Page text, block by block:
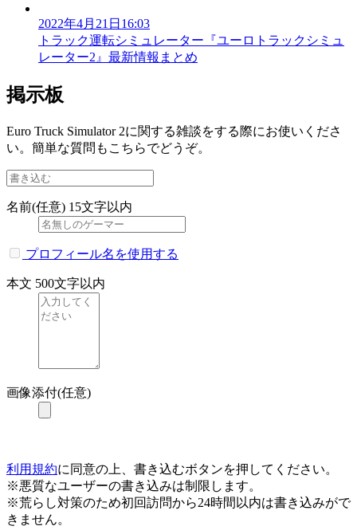
2022年4月21日16:03
トラック運転シミュレーター『ユーロトラックシミュ
レーター2』最新情報まとめ
掲示板
Euro Truck Simulator 2に関する雑談をする際にお使いくださ
い。簡単な質問もこちらでどうぞ。
名前(任意) 15文字以内
プロフィール名を使用する
本文 500文字以内
画像添付(任意)
利用規約に同意の上、書き込むボタンを押してください。
※悪質なユーザーの書き込みは制限します。
※荒らし対策のため初回訪問から24時間以内は書き込みがで
きません。